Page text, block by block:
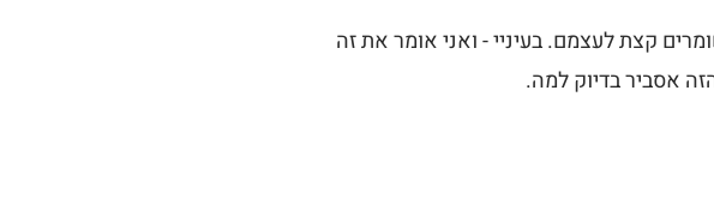
קצת לעצמם. בעיניי - ואני אומר את זה
אסביר בדיוק למה.